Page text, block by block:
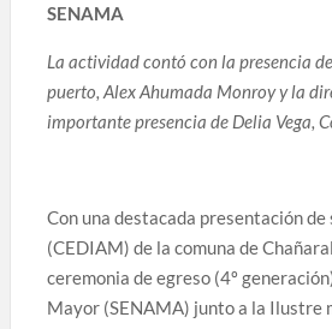
SENAMA
La actividad contó con la presencia
puerto, Alex Ahumada Monroy y la
importante presencia de Delia Vega,
Con una destacada presentación
(CEDIAM) de la comuna de
ceremonia de egreso (4º
Mayor (SENAMA) junto a la Ilustre